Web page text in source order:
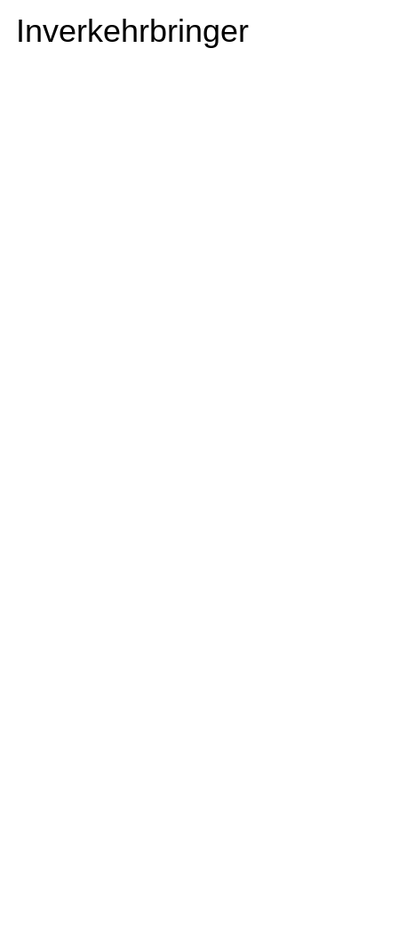
Inverkehrbringer